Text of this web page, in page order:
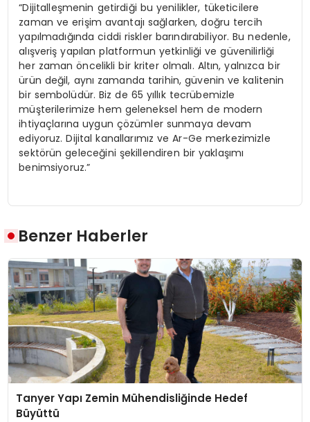
“Dijitalleşmenin getirdiği bu yenilikler, tüketicilere
zaman ve erişim avantajı sağlarken, doğru tercih
yapılmadığında ciddi riskler barındırabiliyor. Bu nedenle,
alışveriş yapılan platformun yetkinliği ve güvenilirliği
her zaman öncelikli bir kriter olmalı. Altın, yalnızca bir
ürün değil, aynı zamanda tarihin, güvenin ve kalitenin
bir sembolüdür. Biz de 65 yıllık tecrübemizle
müşterilerimize hem geleneksel hem de modern
ihtiyaçlarına uygun çözümler sunmaya devam
ediyoruz. Dijital kanallarımız ve Ar-Ge merkezimizle
sektörün geleceğini şekillendiren bir yaklaşımı
benimsiyoruz.”
Benzer Haberler
Tanyer Yapı Zemin Mühendisliğinde Hedef
Büyüttü